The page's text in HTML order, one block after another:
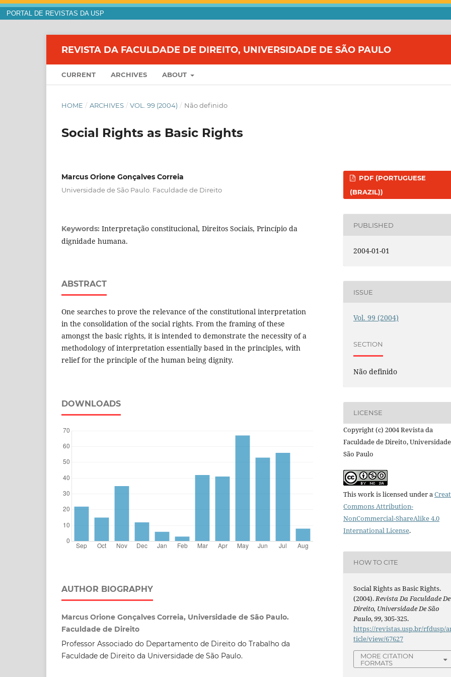
PORTAL DE REVISTAS DA USP
REVISTA DA FACULDADE DE DIREITO, UNIVERSIDADE DE SÃO PAULO
CURRENT ARCHIVES ABOUT
HOME / ARCHIVES / VOL. 99 (2004) / Não definido
Social Rights as Basic Rights
Marcus Orione Gonçalves Correia
Universidade de São Paulo. Faculdade de Direito
Keywords: Interpretação constitucional, Direitos Sociais, Princípio da
dignidade humana.
ABSTRACT
One searches to prove the relevance of the constitutional interpretation
in the consolidation of the social rights. From the framing of these
amongst the basic rights, it is intended to demonstrate the necessity of a
methodology of interpretation essentially based in the principles, with
relief for the principle of the human being dignity.
DOWNLOADS
AUTHOR BIOGRAPHY
Marcus Orione Gonçalves Correia, Universidade de São Paulo.
Faculdade de Direito
Professor Associado do Departamento de Direito do Trabalho da
Faculdade de Direito da Universidade de São Paulo.
PDF (PORTUGUESE
(BRAZIL))
PUBLISHED
2004-01-01
ISSUE
Vol. 99 (2004)
SECTION
Não definido
LICENSE
Copyright (c) 2004 Revista da
Faculdade de Direito,
São Paulo
This work is licensed under a
Commons Attribution-
NonCommercial-ShareAlike 4.0
International License.
HOW TO CITE
Social Rights as Basic Rights.
(2004). Revista Da Faculdade De
Direito, Universidade De São
Paulo,99, 305-325.
https://revistas.usp.br/rfdusp/
ticle/view/67627
MORE CITATION
FORMATS